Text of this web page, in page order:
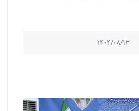
1404/08/13